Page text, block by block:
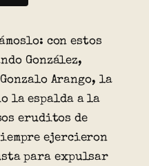
con estos
González,
Arango, la
la espalda a la
eruditos de
ejercieron
para expulsar